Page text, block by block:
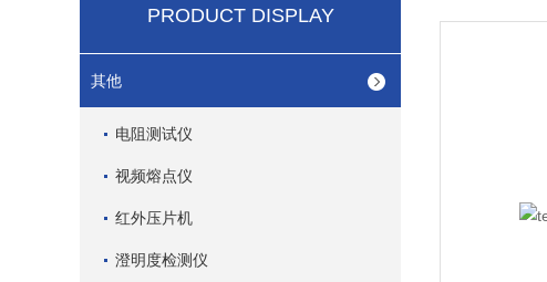
PRODUCT DISPLAY
其他
电阻测试仪
视频熔点仪
红外压片机
澄明度检测仪